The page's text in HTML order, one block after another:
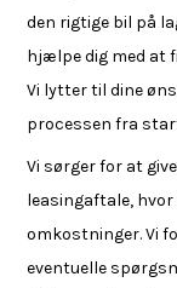
den rigtige bil på
hjælpe dig med at
Vi lytter til dine
processen fra
Vi sørger for at
leasingaftale,
omkostninger. Vi
eventuelle